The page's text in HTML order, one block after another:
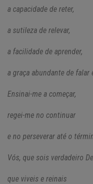
a capacidade de reter,
a sutileza de relevar,
a facilidade de aprender,
a graça abundante de falar
Ensinai-me a começar,
regei-me no continuar
e no perseverar até o
Vós, que sois verdadeiro
que viveis e reinais